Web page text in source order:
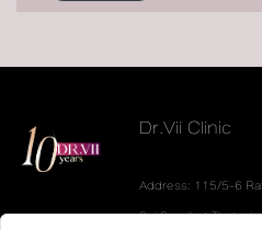
Dr.Vii Clinic
Address: 115/5-6
Soi Sannibat